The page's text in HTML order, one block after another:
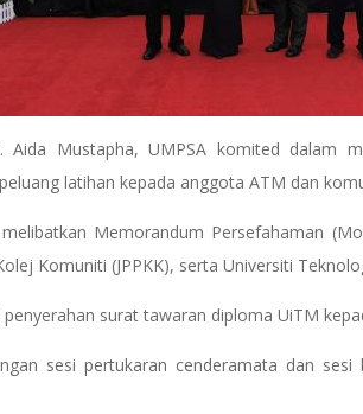
Mustapha, UMPSA komited dalam
latihan kepada anggota ATM dan
Memorandum Persefahaman
Komuniti (JPPKK), serta Universiti
surat tawaran diploma UiTM
sesi pertukaran cenderamata dan